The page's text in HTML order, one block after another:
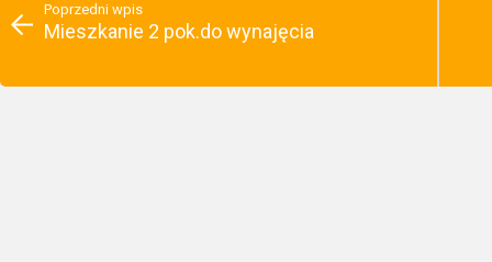
Poprzedni wpis
Mieszkanie 2 pok.do wynajęcia